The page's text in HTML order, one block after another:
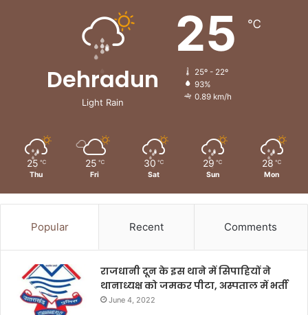
Dehradun
Light Rain
25 ℃
25º - 22º
93%
0.89 km/h
25 ℃
Thu
25 ℃
Fri
30 ℃
Sat
29 ℃
Sun
28 ℃
Mon
Popular Recent Comments
राजधानी दून के इस थाने में सिपाहियों ने
थानाध्यक्ष को जमकर पीटा, अस्पताल में भर्ती
June 4, 2022